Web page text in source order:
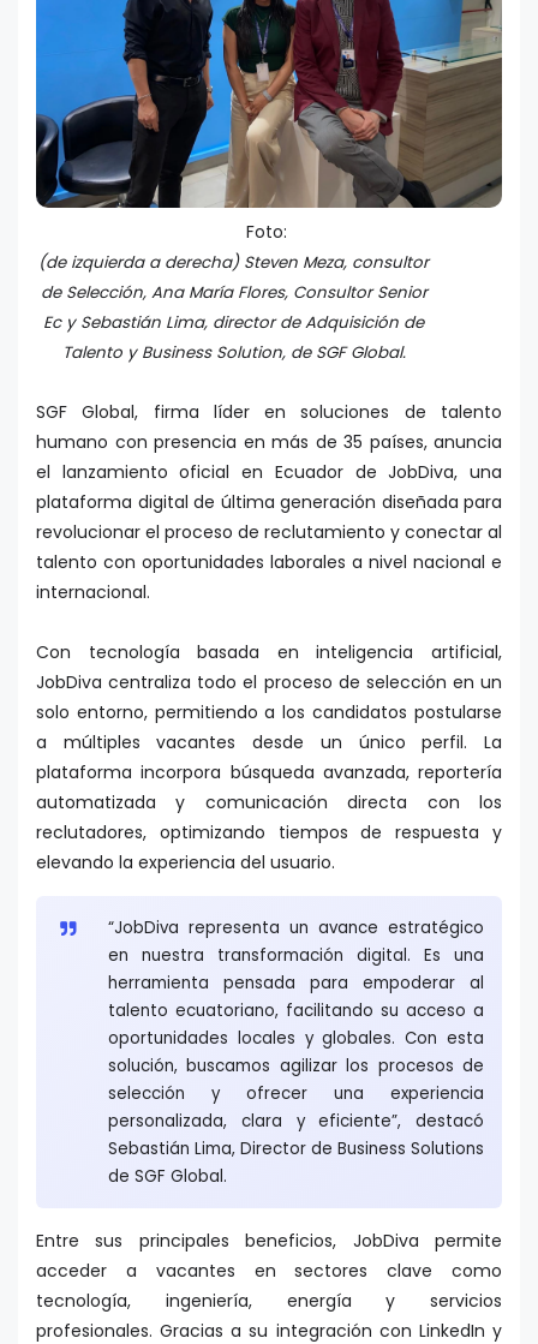
Foto:
(de izquierda a derecha) Steven Meza, consultor
de Selección, Ana María Flores, Consultor Senior
Ec y Sebastián Lima, director de Adquisición de
Talento y Business Solution, de SGF Global.
SGF Global, firma líder en soluciones de talento
humano con presencia en más de 35 países, anuncia
el lanzamiento oficial en Ecuador de JobDiva, una
plataforma digital de última generación diseñada para
revolucionar el proceso de reclutamiento y conectar al
talento con oportunidades laborales a nivel nacional e
internacional.
Con tecnología basada en inteligencia artificial,
JobDiva centraliza todo el proceso de selección en un
solo entorno, permitiendo a los candidatos postularse
a múltiples vacantes desde un único perfil. La
plataforma incorpora búsqueda avanzada, reportería
automatizada y comunicación directa con los
reclutadores, optimizando tiempos de respuesta y
elevando la experiencia del usuario.
“JobDiva representa un avance estratégico
en nuestra transformación digital. Es una
herramienta pensada para empoderar al
talento ecuatoriano, facilitando su acceso a
oportunidades locales y globales. Con esta
solución, buscamos agilizar los procesos de
selección y ofrecer una experiencia
personalizada, clara y eficiente”, destacó
Sebastián Lima, Director de Business Solutions
de SGF Global.
Entre sus principales beneficios, JobDiva permite
acceder a vacantes en sectores clave como
tecnología, ingeniería, energía y servicios
profesionales. Gracias a su integración con LinkedIn y